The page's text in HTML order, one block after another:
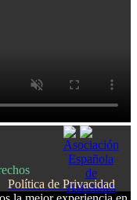
Política de Privacidad